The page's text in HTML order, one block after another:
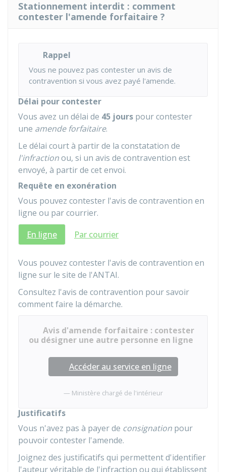
Stationnement interdit : comment
contester l'amende forfaitaire ?
Rappel
Vous ne pouvez pas contester un avis de
contravention si vous avez payé l'amende.
Délai pour contester
Vous avez un délai de 45 jours pour contester
une amende forfaitaire.
Le délai court à partir de la constatation de
l'infractionou, si un avis de contravention est
envoyé, à partir de cet envoi.
Requête en exonération
Vous pouvez contester l'avis de contravention en
ligne ou par courrier.
En ligne
Par courrier
Vous pouvez contester l'avis de contravention en
ligne sur le site de l'ANTAI.
Consultez l'avis de contravention pour savoir
comment faire la démarche.
Avis d'amende forfaitaire : contester
ou désigner une autre personne en ligne
Accéder au service en ligne
Ministère chargé de l'intérieur
Justificatifs
Vous n'avez pas à payer de consignation pour
pouvoir contester l'amende.
Joignez des justificatifs qui permettent d'identifier
l'auteur véritable de l'infraction ou qui établissent